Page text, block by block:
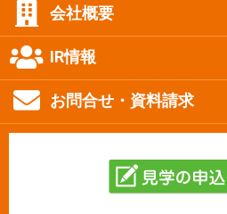
会社概要
IR情報
お問合せ・資料請求